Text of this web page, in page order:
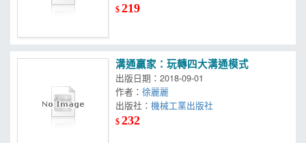
$219
溝通贏家：玩轉四大溝通模式
出版日期：2018-09-01
作者：徐麗麗
出版社：機械工業出版社
$232